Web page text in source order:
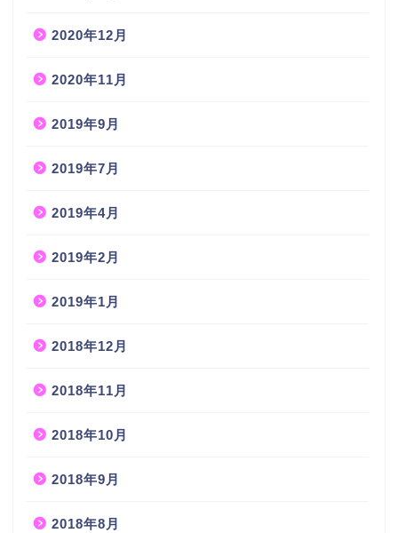
2020年12月
2020年11月
2019年9月
2019年7月
2019年4月
2019年2月
2019年1月
2018年12月
2018年11月
2018年10月
2018年9月
2018年8月